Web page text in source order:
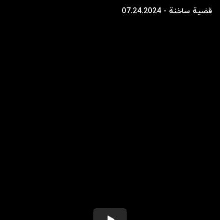
قضیة ساخنة - 07.24.2024